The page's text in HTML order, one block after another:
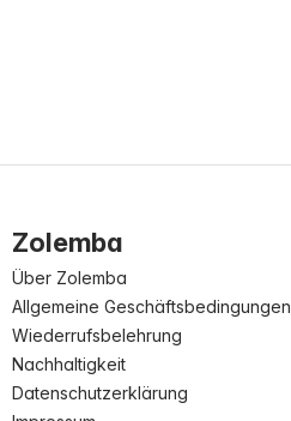
Zolemba
Über Zolemba
Allgemeine Geschäftsbedingungen
Wiederrufsbelehrung
Nachhaltigkeit
Datenschutzerklärung